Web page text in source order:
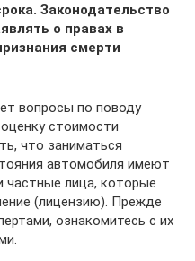
Законодательство
о правах в
смерти
вопросы по поводу
стоимости
что заниматься
автомобиля имеют
частные лица, которые
(лицензию). Прежде
ознакомитесь с их